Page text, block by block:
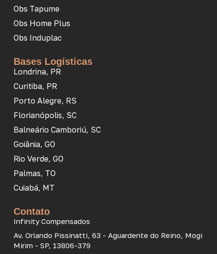
Obs Tapume
Obs Home Plus
Obs Induplac
Bases Logísticas
Londrina, PR
Curitiba, PR
Porto Alegre, RS
Florianópolis, SC
Balneário Camboriú, SC
Goiânia, GO
Rio Verde, GO
Palmas, TO
Cuiabá, MT
Contato
Infinity Compensados
Av. Orlando Pissinatti, 63 - Aguardente do Reino, Mogi
Mirim - SP, 13806-379